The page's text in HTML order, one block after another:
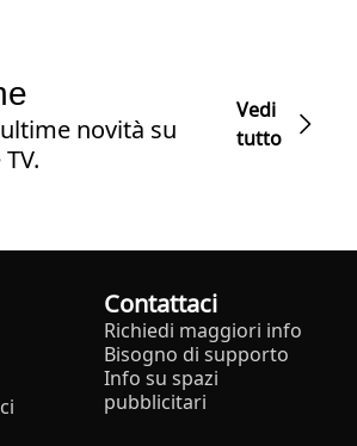
novità su
Vedi
tutto
Contattaci
Richiedi maggiori info
Bisogno di supporto
Info su spazi
pubblicitari